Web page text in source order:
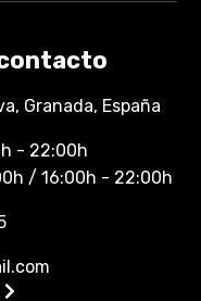
Granada, España
- 22:00h
/ 16:00h - 22:00h